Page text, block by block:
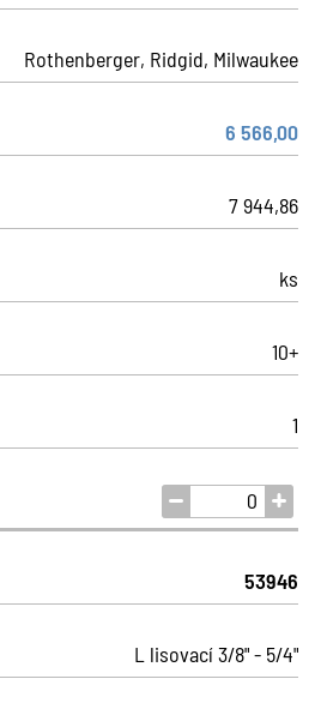
Rothenberger, Ridgid, Milwaukee
6 566,00
7 944,86
ks
10+
1
53946
L lisovací 3/8" - 5/4"